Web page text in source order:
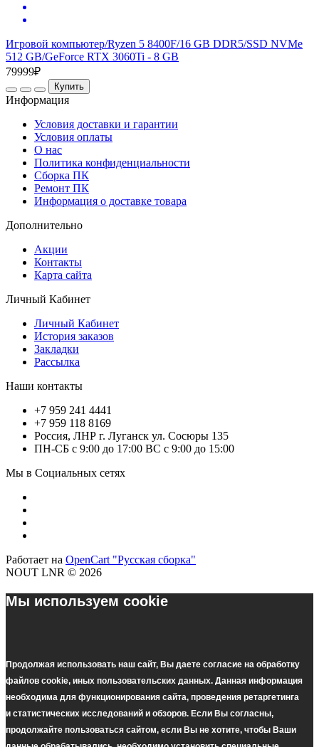
Игровой компьютер/Ryzen 5 8400F/16 GB DDR5/SSD NVMe
512 GB/GeForce RTX 3060Ti - 8 GB
79999₽
Купить
Информация
Условия доставки и гарантии
Условия оплаты
О нас
Политика конфиденциальности
Сборка ПК
Ремонт ПК
Информация о доставке товара
Дополнительно
Акции
Контакты
Карта сайта
Личный Кабинет
Личный Кабинет
История заказов
Закладки
Рассылка
Наши контакты
+7 959 241 4441
+7 959 118 8169
Россия, ЛНР г. Луганск ул. Сосюры 135
ПН-СБ с 9:00 до 17:00 ВС с 9:00 до 15:00
Мы в Социальных сетях
Работает на OpenCart "Русская сборка"
NOUT LNR © 2026
Мы используем cookie
Продолжая использовать наш cайт, Вы даете согласие на обработку
файлов cookie, иных пользовательских данных. Данная информация
необходима для функционирования сайта, проведения ретаргетинга
и статистических исследований и обзоров. Если Вы согласны,
продолжайте пользоваться сайтом, если Вы не хотите, чтобы Ваши